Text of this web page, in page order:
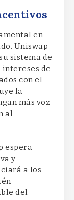
en
Uniswap
sistema de
de
con el
la
más voz
al
espera
y
a los
del